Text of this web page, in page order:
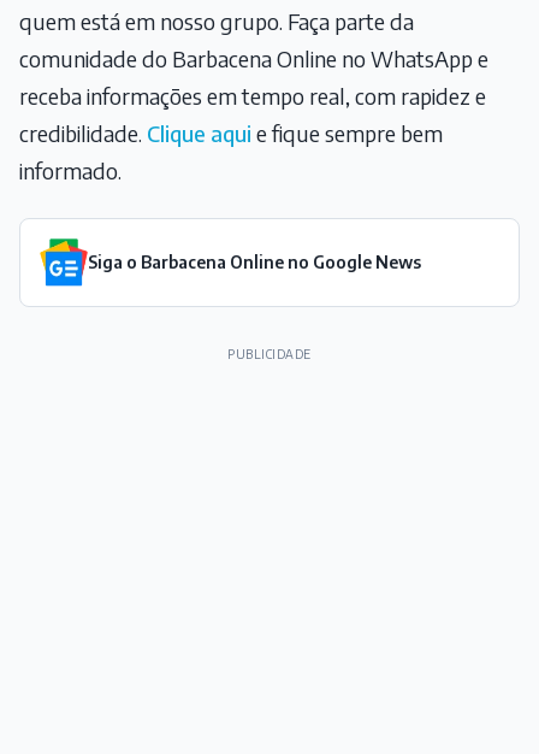
quem está em nosso grupo. Faça parte da
comunidade do Barbacena Online no WhatsApp e
receba informações em tempo real, com rapidez e
credibilidade. Clique aqui e fique sempre bem
informado.
Siga o Barbacena Online no Google News
PUBLICIDADE